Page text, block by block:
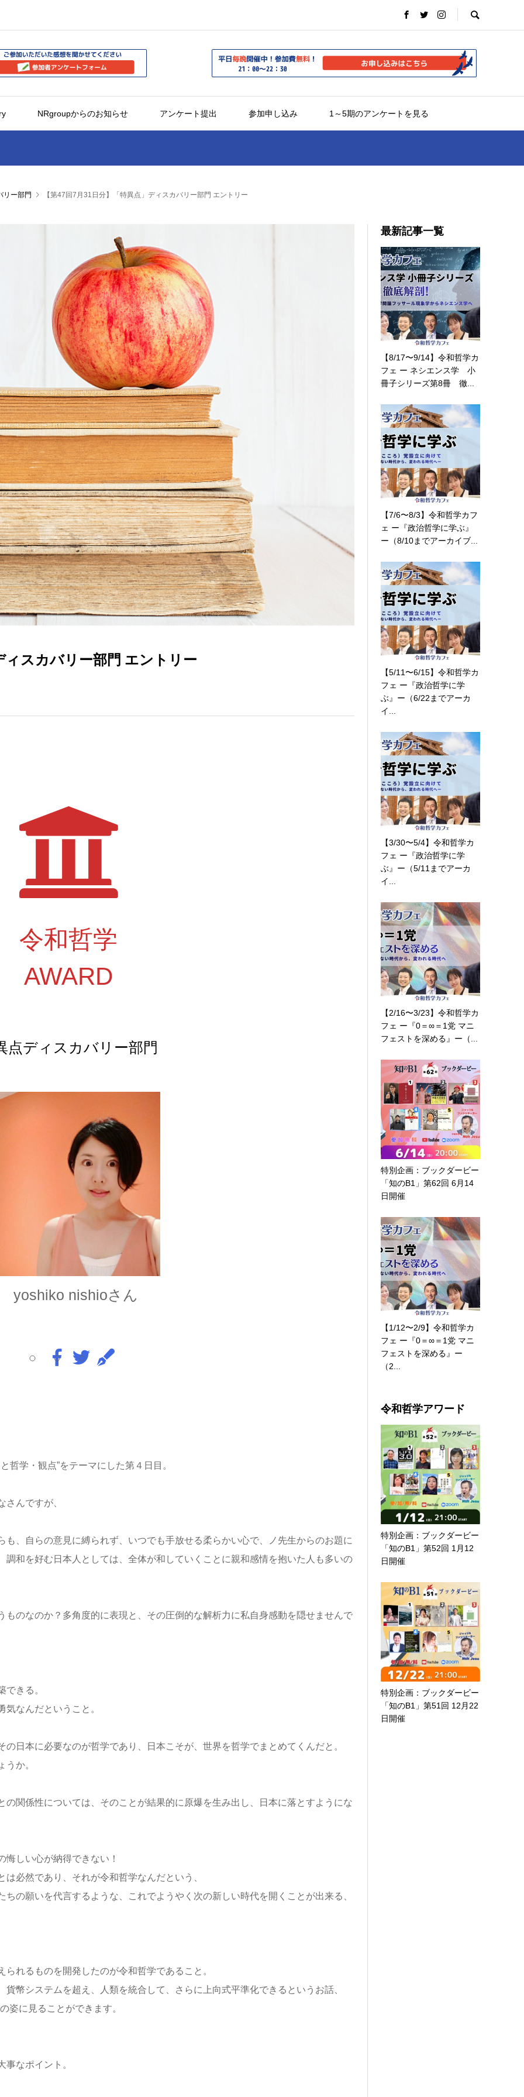
NRgroupからのお知らせ アンケート提出 参加申し込み 1～5期のアンケートを見る
リー部門 【第47回7月31日分】「特異点」ディスカバリー部門 エントリー
スカバリー部門 エントリー
令和哲学
AWARD
点ディスカバリー部門
nishioさん
哲学・観点”をテーマにした第４日目。
んですが、
、自らの意見に縛られず、いつでも手放せる柔らかい心で、ノ先生からのお題に
和を好む日本人としては、全体が和していくことに親和感情を抱いた人も多いの
のなのか？多角度的に表現と、その圧倒的な解析力に私自身感動を隠せませんで
きる。
なんだということ。
日本に必要なのが哲学であり、日本こそが、世界を哲学でまとめてくんだと。
か。
関係性については、そのことが結果的に原爆を生み出し、日本に落とすようにな
しい心が納得できない！
必然であり、それが令和哲学なんだという、
の願いを代言するような、これでようやく次の新しい時代を開くことが出来る、
れるものを開発したのが令和哲学であること。
幣システムを超え、人類を統合して、さらに上向式平準化できるというお話、
姿に見ることができます。
なポイント。
最新記事一覧
【8/17〜9/14】令和哲学カ
フェ ー ネシエンス学 小
冊子シリーズ第8冊 徹...
【7/6〜8/3】令和哲学カフ
ェ ー『政治哲学に学ぶ』
ー（8/10までアーカイブ...
【5/11〜6/15】令和哲学カ
フェ ー『政治哲学に学
ぶ』ー（6/22までアーカ
イ...
【3/30〜5/4】令和哲学カ
フェ ー『政治哲学に学
ぶ』ー（5/11までアーカ
イ...
【2/16〜3/23】令和哲学カ
フェ ー『0＝∞＝1党 マニ
フェストを深める』ー（...
特別企画：ブックダービー
「知のB1」第62回 6月14
日開催
【1/12〜2/9】令和哲学カ
フェ ー『0＝∞＝1党 マニ
フェストを深める』ー
（2...
令和哲学アワード
特別企画：ブックダービー
「知のB1」第52回 1月12
日開催
特別企画：ブックダービー
「知のB1」第51回 12月22
日開催